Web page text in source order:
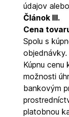
údajov
Článok III.
Cena
Spolu s
objednávky.
Kúpnu
možnosti
bankovým
platobnou